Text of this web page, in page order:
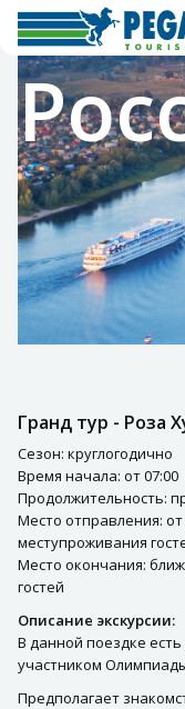
Гранд тур - Роза
Сезон: круглогодично
Время начала: от 07:00
Продолжительность:
Место отправления:
меступроживания
Место окончания:
гостей
Описание экскурсии:
В данной поездке
участником
Предполагает